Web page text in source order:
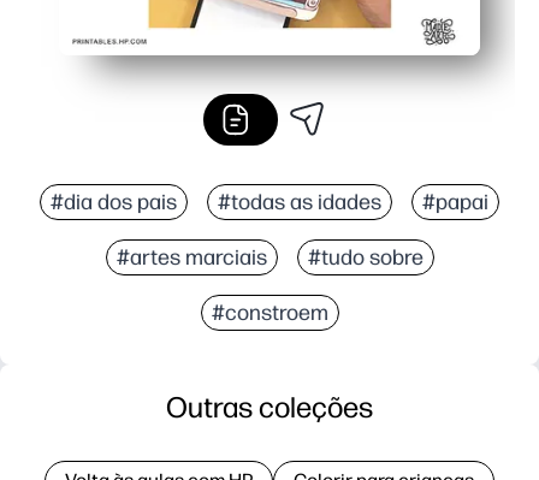
#dia dos pais #todas as idades #papai
#artes marciais #tudo sobre
#constroem
Outras coleções